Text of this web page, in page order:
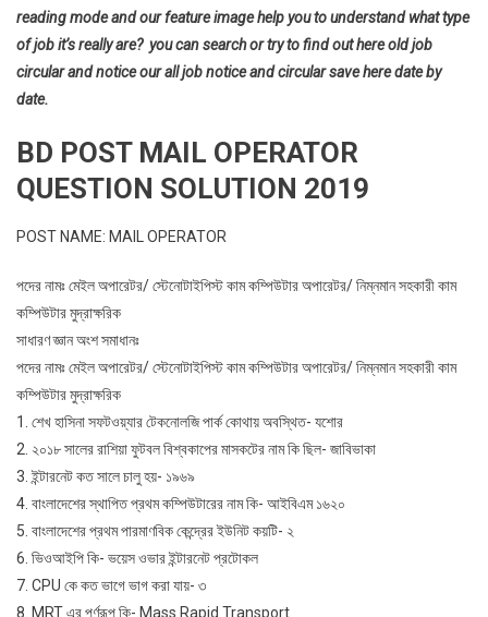
reading mode and our feature image help you to understand what type
of job it’s really are? you can search or try to find out here old job
circular and notice our all job notice and circular save here date by
date.
BD POST MAIL OPERATOR
QUESTION SOLUTION 2019
POST NAME: MAIL OPERATOR
পদের নামঃ মেইল অপারেটর/ স্টেনোটাইপিস্ট কাম কম্পিউটার অপারেটর/ নিম্নমান সহকারী কাম
কম্পিউটার মুদ্রাক্ষরিক
সাধারণ জ্ঞান অংশ সমাধানঃ
পদের নামঃ মেইল অপারেটর/ স্টেনোটাইপিস্ট কাম কম্পিউটার অপারেটর/ নিম্নমান সহকারী কাম
কম্পিউটার মুদ্রাক্ষরিক
1. শেখ হাসিনা সফটওয়্যার টেকনোলজি পার্ক কোথায় অবস্থিত- যশোর
2. ২০১৮ সালের রাশিয়া ফুটবল বিশ্বকাপের মাসকটের নাম কি ছিল- জাবিভাকা
3. ইন্টারনেট কত সালে চালু হয়- ১৯৬৯
4. বাংলাদেশের স্থাপিত প্রথম কম্পিউটারের নাম কি- আইবিএম ১৬২০
5. বাংলাদেশের প্রথম পারমাণবিক কেন্দ্রের ইউনিট কয়টি- ২
6. ভিওআইপি কি- ভয়েস ওভার ইন্টারনেট প্রটোকল
7. CPU কে কত ভাগে ভাগ করা যায়- ৩
8. MRT এর পূর্ণরূপ কি- Mass Rapid Transport